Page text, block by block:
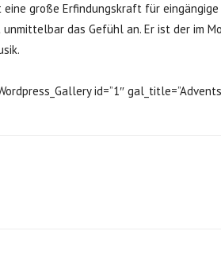
große Erfindungskraft für
unmittelbar das Gefühl an. Er ist der im
id=”1″